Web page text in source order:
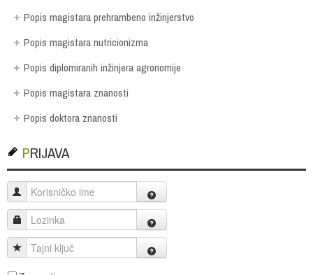
Popis magistara prehrambeno inžinjerstvo
Popis magistara nutricionizma
Popis diplomiranih inžinjera agronomije
Popis magistara znanosti
Popis doktora znanosti
PRIJAVA
Korisničko ime
Lozinka
Tajni ključ